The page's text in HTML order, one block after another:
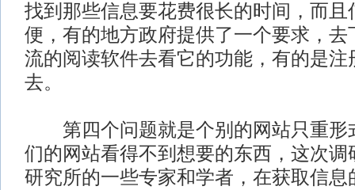
找到那些信息要花费很长的时间，而且
便，有的地方政府提供了一个要求，去
流的阅读软件去看它的功能，有的是注
去。
第四个问题就是个别的网站只重形
们的网站看得不到想要的东西，这次调
研究所的一些专家和学者，在获取信息